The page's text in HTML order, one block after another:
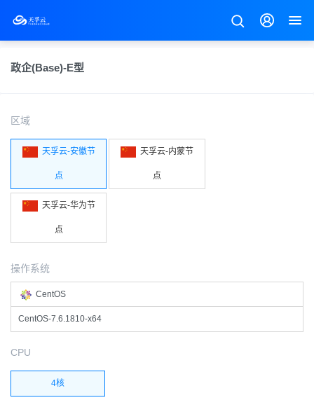
政企(Base)-E型
区域
天孚云-安徽节
点
天孚云-内蒙节
点
天孚云-华为节
点
操作系统
CentOS
CentOS-7.6.1810-x64
CPU
4核